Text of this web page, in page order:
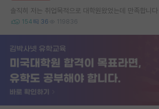
솔직히 저는 취업목적으로 대학원왔었는데 만족합니다
154 36 119836